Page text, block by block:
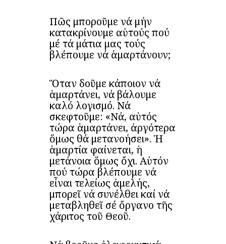
Πῶς μποροῦμε νά μήν
κατακρίνουμε αὑτούς πού
μέ τά μάτια μας τούς
βλέπουμε νά ἁμαρτάνουν;
Ὅταν δοῦμε κάποιον νά
ἁμαρτάνει, νά βάλουμε
καλό λογισμό. Νά
σκεφτοῦμε: «Νά, αὐτός
τώρα ἁμαρτάνει, ἀργότερα
ὅμως θά μετανοήσει». Ἡ
ἁμαρτία φαίνεται, ἡ
μετάνοια ὅμως ὄχι. Αὑτόν
πού τώρα βλέπουμε νά
εἶναι τελείως ἀμελής,
μπορεῖ νά συνέλθει καί νά
μεταβληθεῖ σέ ὄργανο τῆς
χάριτος τοῦ Θεοῦ.